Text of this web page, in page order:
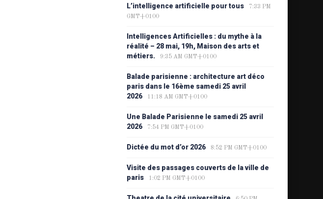
L’intelligence artificielle pour tous
7:33 PM
GMT+0100
Intelligences Artificielles : du mythe à la
réalité – 28 mai, 19h, Maison des arts et
métiers.
9:35 AM GMT+0100
Balade parisienne : architecture art déco
paris dans le 16ème samedi 25 avril
2026
11:18 AM GMT+0100
Une Balade Parisienne le samedi 25 avril
2026
7:54 PM GMT+0100
Dictée du mot d’or 2026 8:52 PM GMT+0100
Visite des passages couverts de la ville de
paris
1:02 PM GMT+0100